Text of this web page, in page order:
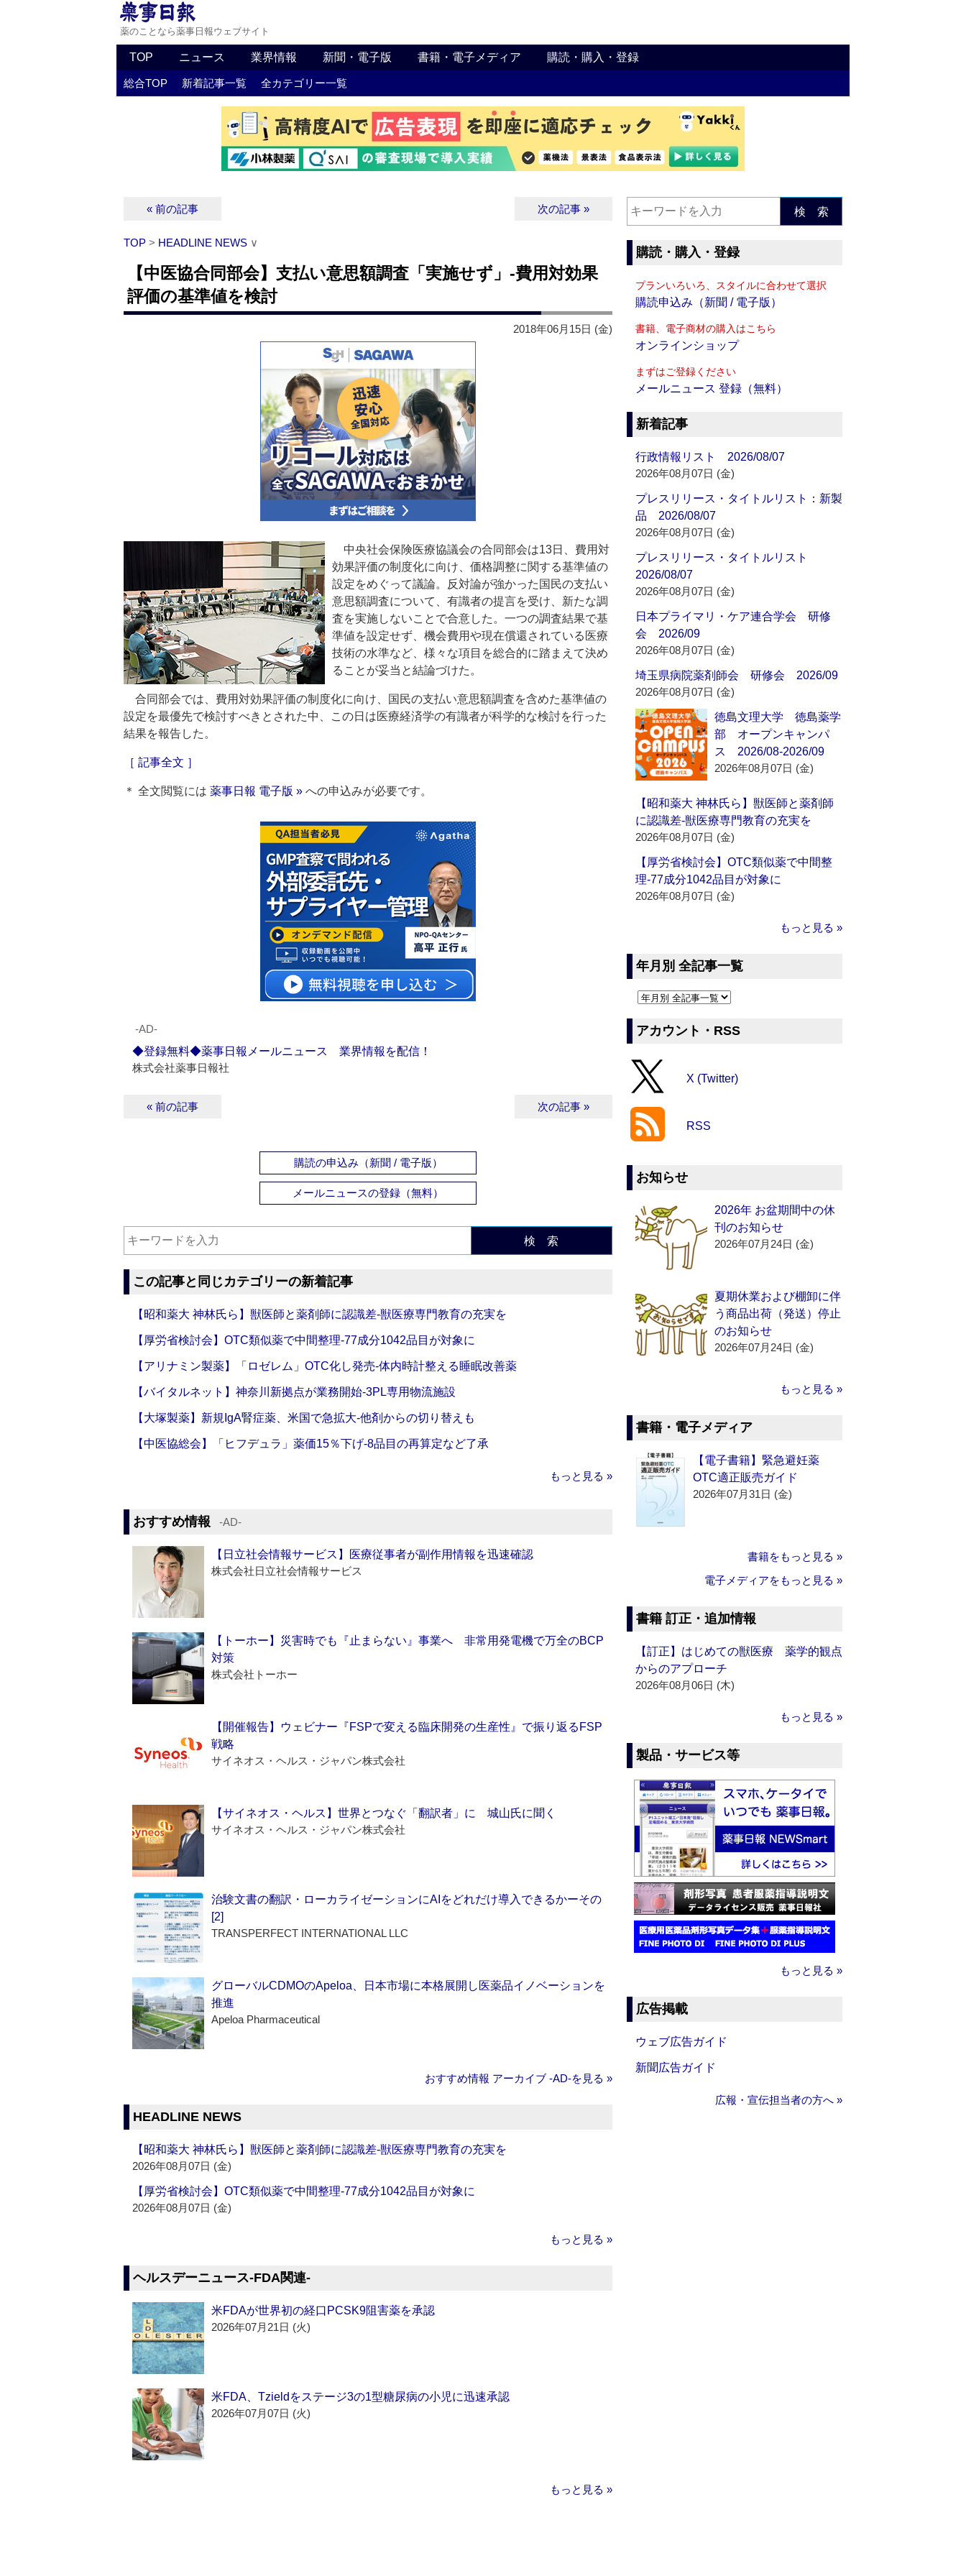
薬のことなら薬事日報ウェブサイト
TOP ニュース 業界情報 新聞・電子版 書籍・電子メディア 購読・購入・登録
総合TOP 新着記事一覧 全カテゴリー一覧
« 前の記事 次の記事 »
TOP > HEADLINE NEWS ∨
【中医協合同部会】支払い意思額調査「実施せず」‐費用対効果
評価の基準値を検討
2018年06月15日 (金)
中央社会保険医療協議会の合同部会は13日、費用対
効果評価の制度化に向け、価格調整に関する基準値の
設定をめぐって議論。反対論が強かった国民の支払い
意思額調査について、有識者の提言を受け、新たな調
査を実施しないことで合意した。一つの調査結果で基
準値を設定せず、機会費用や現在償還されている医療
技術の水準など、様々な項目を総合的に踏まえて決め
ることが妥当と結論づけた。
合同部会では、費用対効果評価の制度化に向け、国民の支払い意思額調査を含めた基準値の
設定を最優先で検討すべきとされた中、この日は医療経済学の有識者が科学的な検討を行った
結果を報告した。
［ 記事全文 ］
＊ 全文閲覧には 薬事日報 電子版 » への申込みが必要です。
‐AD‐
◆登録無料◆薬事日報メールニュース 業界情報を配信！
株式会社薬事日報社
« 前の記事 次の記事 »
購読の申込み（新聞 / 電子版）
メールニュースの登録（無料）
検 索
この記事と同じカテゴリーの新着記事
【昭和薬大 神林氏ら】獣医師と薬剤師に認識差‐獣医療専門教育の充実を
【厚労省検討会】OTC類似薬で中間整理‐77成分1042品目が対象に
【アリナミン製薬】「ロゼレム」OTC化し発売‐体内時計整える睡眠改善薬
【バイタルネット】神奈川新拠点が業務開始‐3PL専用物流施設
【大塚製薬】新規IgA腎症薬、米国で急拡大‐他剤からの切り替えも
【中医協総会】「ヒフデュラ」薬価15％下げ‐8品目の再算定など了承
もっと見る »
おすすめ情報 ‐AD‐
【日立社会情報サービス】医療従事者が副作用情報を迅速確認
株式会社日立社会情報サービス
【トーホー】災害時でも『止まらない』事業へ 非常用発電機で万全のBCP
対策
株式会社トーホー
【開催報告】ウェビナー『FSPで変える臨床開発の生産性』で振り返るFSP
戦略
サイネオス・ヘルス・ジャパン株式会社
【サイネオス・ヘルス】世界とつなぐ「翻訳者」に 城山氏に聞く
サイネオス・ヘルス・ジャパン株式会社
治験文書の翻訳・ローカライゼーションにAIをどれだけ導入できるかーその
[2]
TRANSPERFECT INTERNATIONAL LLC
グローバルCDMOのApeloa、日本市場に本格展開し医薬品イノベーションを
推進
Apeloa Pharmaceutical
おすすめ情報 アーカイブ ‐AD‐を見る »
HEADLINE NEWS
【昭和薬大 神林氏ら】獣医師と薬剤師に認識差‐獣医療専門教育の充実を
2026年08月07日 (金)
【厚労省検討会】OTC類似薬で中間整理‐77成分1042品目が対象に
2026年08月07日 (金)
もっと見る »
ヘルスデーニュース‐FDA関連‐
米FDAが世界初の経口PCSK9阻害薬を承認
2026年07月21日 (火)
米FDA、Tzieldをステージ3の1型糖尿病の小児に迅速承認
2026年07月07日 (火)
もっと見る »
検 索
購読・購入・登録
プランいろいろ、スタイルに合わせて選択
購読申込み（新聞 / 電子版）
書籍、電子商材の購入はこちら
オンラインショップ
まずはご登録ください
メールニュース 登録（無料）
新着記事
行政情報リスト 2026/08/07
2026年08月07日 (金)
プレスリリース・タイトルリスト：新製
品 2026/08/07
2026年08月07日 (金)
プレスリリース・タイトルリスト
2026/08/07
2026年08月07日 (金)
日本プライマリ・ケア連合学会 研修
会 2026/09
2026年08月07日 (金)
埼玉県病院薬剤師会 研修会 2026/09
2026年08月07日 (金)
徳島文理大学 徳島薬学
部 オープンキャンパ
ス 2026/08-2026/09
2026年08月07日 (金)
【昭和薬大 神林氏ら】獣医師と薬剤師
に認識差‐獣医療専門教育の充実を
2026年08月07日 (金)
【厚労省検討会】OTC類似薬で中間整
理‐77成分1042品目が対象に
2026年08月07日 (金)
もっと見る »
年月別 全記事一覧
アカウント・RSS
X (Twitter)
RSS
お知らせ
2026年 お盆期間中の休
刊のお知らせ
2026年07月24日 (金)
夏期休業および棚卸に伴
う商品出荷（発送）停止
のお知らせ
2026年07月24日 (金)
もっと見る »
書籍・電子メディア
【電子書籍】緊急避妊薬
OTC適正販売ガイド
2026年07月31日 (金)
書籍をもっと見る »
電子メディアをもっと見る »
書籍 訂正・追加情報
【訂正】はじめての獣医療 薬学的観点
からのアプローチ
2026年08月06日 (木)
もっと見る »
製品・サービス等
もっと見る »
広告掲載
ウェブ広告ガイド
新聞広告ガイド
広報・宣伝担当者の方へ »